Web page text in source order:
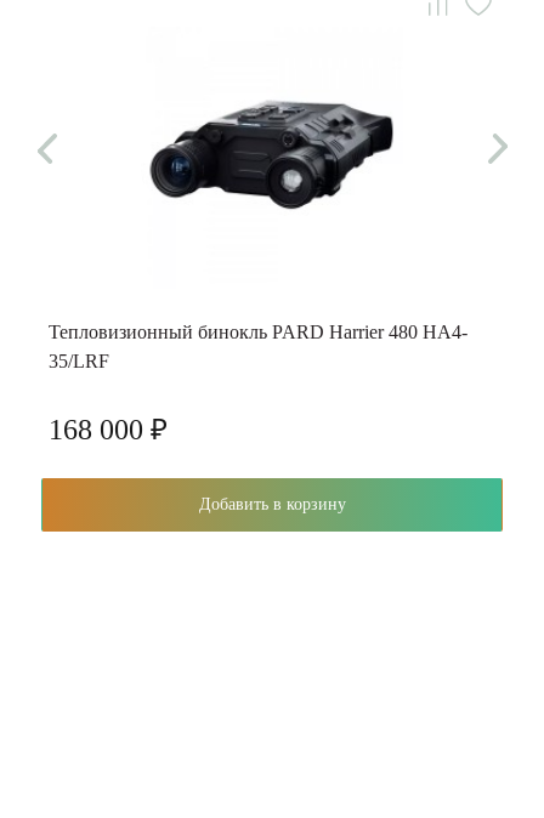
Тепловизионный бинокль PARD Harrier 480 HA4-
35/LRF
168 000 ₽
Добавить в корзину